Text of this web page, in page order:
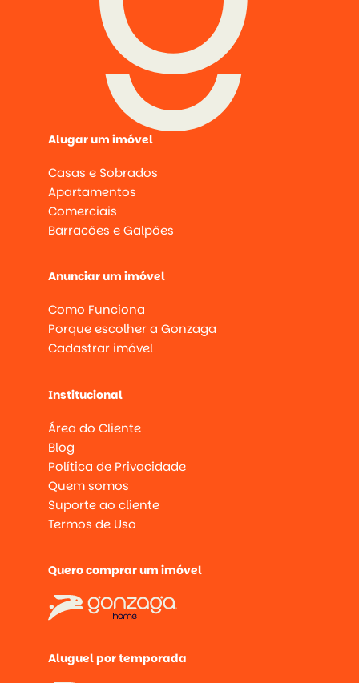
Alugar um imóvel
Casas e Sobrados
Apartamentos
Comerciais
Barracões e Galpões
Anunciar um imóvel
Como Funciona
Porque escolher a Gonzaga
Cadastrar imóvel
Institucional
Área do Cliente
Blog
Política de Privacidade
Quem somos
Suporte ao cliente
Termos de Uso
Quero comprar um imóvel
Aluguel por temporada